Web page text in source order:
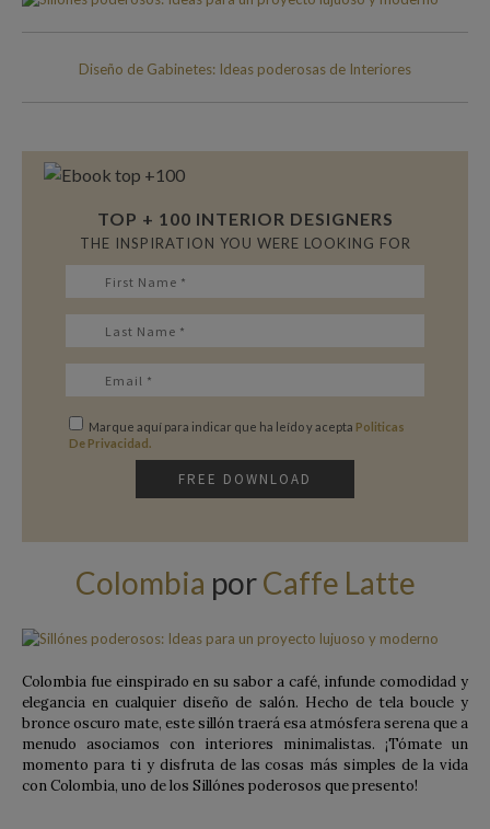
Diseño de Gabinetes: Ideas poderosas de Interiores
TOP + 100 INTERIOR DESIGNERS
THE INSPIRATION YOU WERE LOOKING FOR
Marque aquí para indicar que ha leído y acepta Politicas
De Privacidad.
Colombia porCaffe Latte
Colombia fue einspirado en su sabor a café, infunde comodidad y
elegancia en cualquier diseño de salón. Hecho de tela boucle y
bronce oscuro mate, este sillón traerá esa atmósfera serena que a
menudo asociamos con interiores minimalistas. ¡Tómate un
momento para ti y disfruta de las cosas más simples de la vida
con Colombia, uno de los Sillónes poderosos que presento!